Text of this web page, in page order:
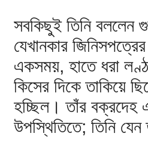
সবকিছুই তিনি বললেন
যেখানকার
একসময়, হাতে ধরা
কিসের দিকে তাকিয়ে
হচ্ছিল। তাঁর বক্রদেহ
উপস্থিতিতে; তিনি